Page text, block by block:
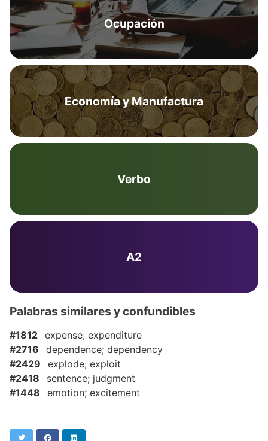
Ocupación
Economía y Manufactura
Verbo
A2
Palabras similares y confundibles
#1812 expense; expenditure
#2716
dependence; dependency
#2429
explode; exploit
#2418
sentence; judgment
#1448
emotion; excitement
Twitter Facebook